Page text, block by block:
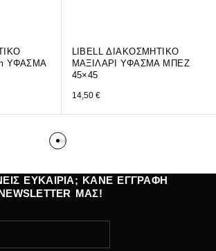
ΥΦΑΣΜΑ
€.€.
LIBELL ΔΙΑΚΟΣΜΗΤΙΚΟ
ΜΑΞΙΛΑΡΙ ΥΦΑΣΜΑ ΜΠΕΖ
45×45
14,50€
ΕΥΚΑΙΡΙΑ; ΚΑΝΕ ΕΓΓΡΑΦΗ
ΜΑΣ!